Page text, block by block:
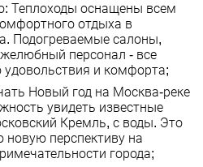
Теплоходы оснащены всем
отдыха в
Подогреваемые салоны,
персонал - все
удовольствия и комфорта;
Новый год на Москва-реке
увидеть известные
Кремль, с воды. Это
новую перспективу на
города;